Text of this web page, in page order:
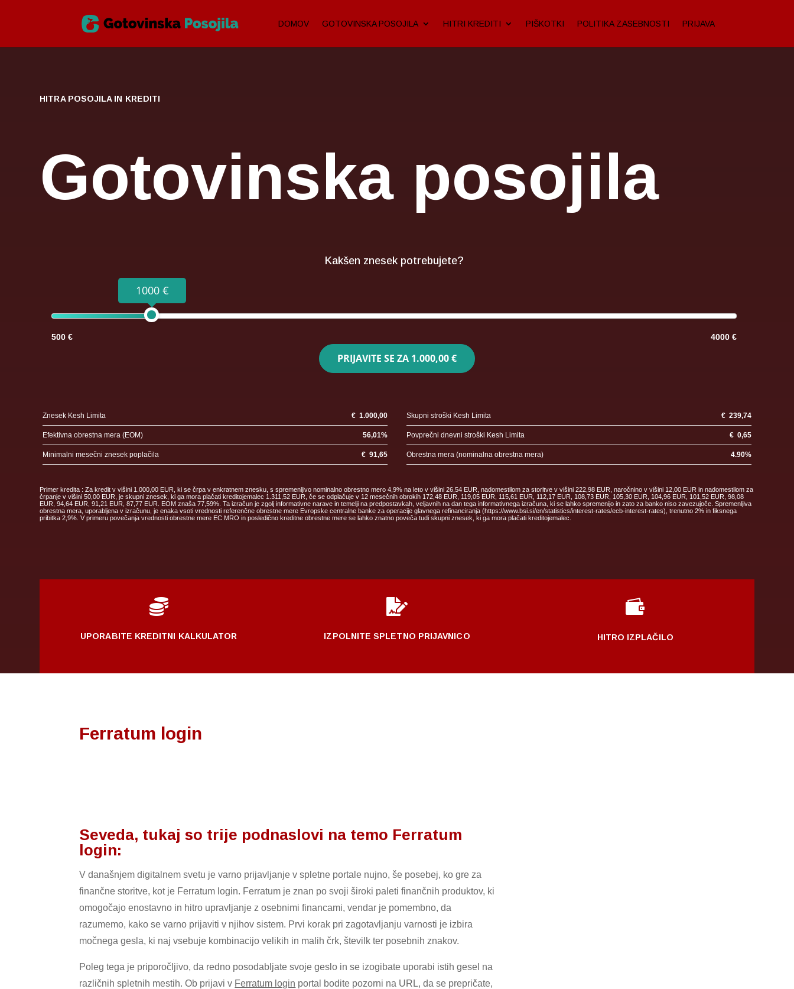
DOMOV GOTOVINSKA POSOJILA HITRI KREDITI PIŠKOTKI POLITIKA ZASEBNOSTI PRIJAVA
HITRA POSOJILA IN KREDITI
Gotovinska posojila
Kakšen znesek potrebujete?
1000 €
500 € 4000 €
PRIJAVITE SE ZA 1.000,00 €
Znesek Kesh Limita € 1.000,00 Skupni stroški Kesh Limita € 239,74
Efektivna obrestna mera (EOM) 56,01% Povprečni dnevni stroški Kesh Limita € 0,65
Minimalni mesečni znesek poplačila € 91,65 Obrestna mera (nominalna obrestna mera) 4.90%
Primer kredita : Za kredit v višini 1.000,00 EUR, ki se črpa v enkratnem znesku, s spremenljivo nominalno obrestno mero 4,9% na leto v višini 26,54 EUR, nadomestilom za storitve v višini 222,98 EUR, naročnino v višini 12,00 EUR in nadomestilom za
črpanje v višini 50,00 EUR, je skupni znesek, ki ga mora plačati kreditojemalec 1.311,52 EUR, če se odplačuje v 12 mesečnih obrokih 172,48 EUR, 119,05 EUR, 115,61 EUR, 112,17 EUR, 108,73 EUR, 105,30 EUR, 104,96 EUR, 101,52 EUR, 98,08
EUR, 94,64 EUR, 91,21 EUR, 87,77 EUR. EOM znaša 77,59%. Ta izračun je zgolj informativne narave in temelji na predpostavkah, veljavnih na dan tega informativnega izračuna, ki se lahko spremenijo in zato za banko niso zavezujoče. Spremenljiva
obrestna mera, uporabljena v izračunu, je enaka vsoti vrednosti referenčne obrestne mere Evropske centralne banke za operacije glavnega refinanciranja (https://www.bsi.si/en/statistics/interest-rates/ecb-interest-rates), trenutno 2% in fiksnega
pribitka 2,9%. V primeru povečanja vrednosti obrestne mere EC MRO in posledično kreditne obrestne mere se lahko znatno poveča tudi skupni znesek, ki ga mora plačati kreditojemalec.

UPORABITE KREDITNI KALKULATOR

IZPOLNITE SPLETNO PRIJAVNICO

HITRO IZPLAČILO
Ferratum login
Seveda, tukaj so trije podnaslovi na temo Ferratum
login:
V današnjem digitalnem svetu je varno prijavljanje v spletne portale nujno, še posebej, ko gre za
finančne storitve, kot je Ferratum login. Ferratum je znan po svoji široki paleti finančnih produktov, ki
omogočajo enostavno in hitro upravljanje z osebnimi financami, vendar je pomembno, da
razumemo, kako se varno prijaviti v njihov sistem. Prvi korak pri zagotavljanju varnosti je izbira
močnega gesla, ki naj vsebuje kombinacijo velikih in malih črk, številk ter posebnih znakov.
Poleg tega je priporočljivo, da redno posodabljate svoje geslo in se izogibate uporabi istih gesel na
različnih spletnih mestih. Ob prijavi v Ferratum login portal bodite pozorni na URL, da se prepričate,